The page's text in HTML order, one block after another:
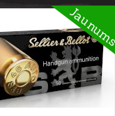
Jaunums